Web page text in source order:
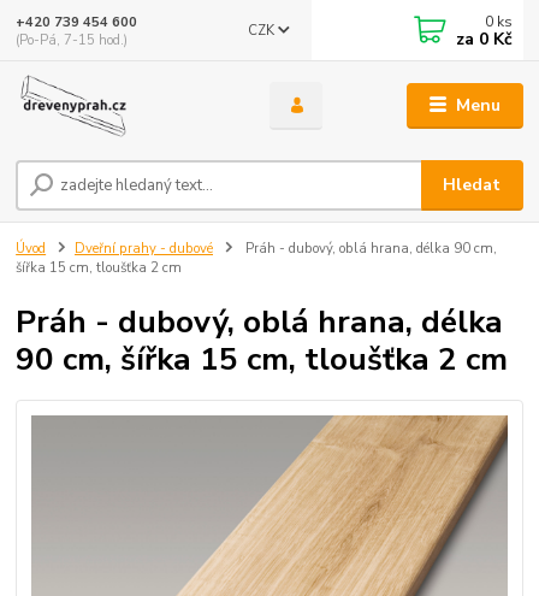
Menu
CZK
Hledat
+420 739 454 600
(Po-Pá, 7-15 hod.)
0 ks
za 0 Kč
Úvod Dveřní prahy - dubové
Práh - dubový, oblá hrana, délka 90 cm,
šířka 15 cm, tloušťka 2 cm
Práh - dubový, oblá hrana, délka
90 cm, šířka 15 cm, tloušťka 2 cm